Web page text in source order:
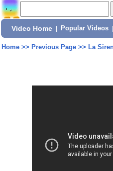
Video Home Popular Videos
Home>> Previous Page>> La